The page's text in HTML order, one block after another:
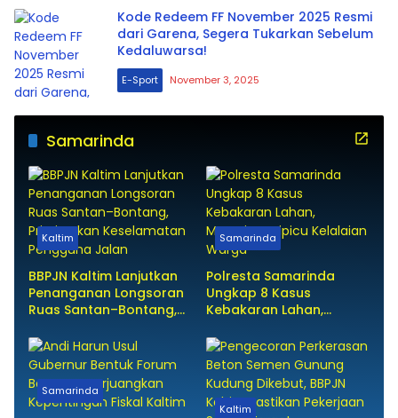
Kode Redeem FF November 2025 Resmi
dari Garena, Segera Tukarkan Sebelum
Kedaluwarsa!
E-Sport November 3, 2025
Samarinda
Kaltim
BBPJN Kaltim Lanjutkan
Penanganan Longsoran
Ruas Santan–Bontang,
Keselamatan Pengguna
Jalan
Samarinda
Polresta Samarinda
Ungkap 8 Kasus
Kebakaran Lahan,
Kelalaian Warga
Samarinda
Kaltim